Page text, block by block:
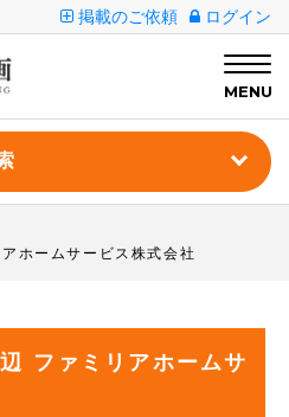
掲載のご依頼 ログイン
MENU
ホームサービス株式会社
ファミリアホームサ